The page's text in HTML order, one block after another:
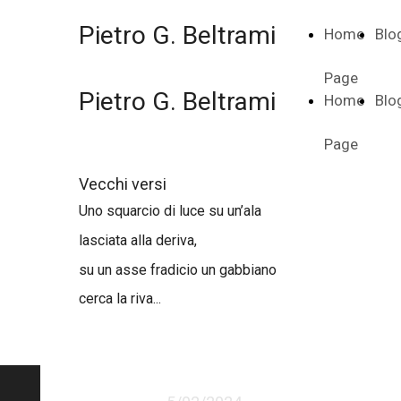
Home
Page
Pietro G. Beltrami
Home
Page
Pietro G. Beltrami
Vecchi versi
Uno squarcio di luce su un’ala
lasciata alla deriva,
su un asse fradicio un gabbiano
cerca la riva...